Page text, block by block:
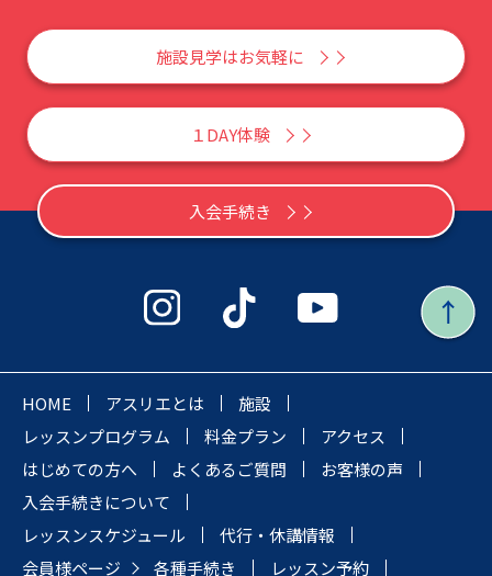
施設見学はお気軽に
１DAY体験
入会手続き
HOME アスリエとは
施設
レッスンプログラム
料金プラン
アクセス
はじめての方へ
よくあるご質問
お客様の声
入会手続きについて
レッスンスケジュール
代行・休講情報
会員様ページ
各種手続き レッスン予約